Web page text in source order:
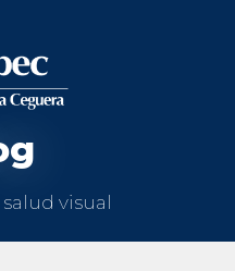
visual